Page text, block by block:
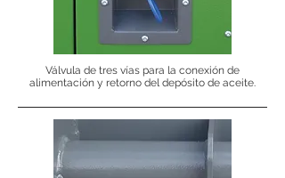
Válvula de tres vías para la conexión de
alimentación y retorno del depósito de aceite.